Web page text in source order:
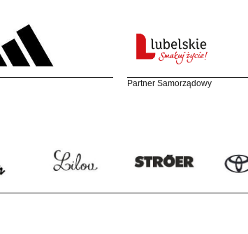
Partner Samorządowy